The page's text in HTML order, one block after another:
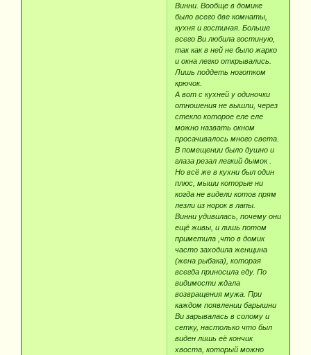
Винни. Вообще в домике
было всего две комнаты,
кухня и гостиная. Больше
всего Ви любила гостиную,
так как в ней не было жарко
и окна легко открывались.
Лишь поддеть ноготком
крючок.
А вот с кухней у одиночки
отношения не вышли, через
стекло которое еле еле
можно назвать окном
просачивалось много света.
В помещении было душно и
глаза резал легкий дымок .
Но всё же в кухни был один
плюс, мыши которые ни
когда не видели котов прям
лезли из норок в лапы.
Винни удивилась, почему они
ещё живы, и лишь потом
приметила ,что в домик
часто заходила женщина
(жена рыбака), которая
всегда приносила еду. По
видимости ждала
возвращения мужа. При
каждом появлении барышни
Ви зарывалась в солому и
сетку, настолько что был
виден лишь её кончик
хвоста, который можно